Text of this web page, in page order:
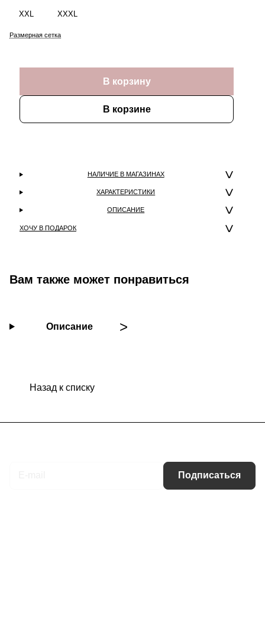
XXL XXXL
Размерная сетка
В корзину
В корзине
НАЛИЧИЕ В МАГАЗИНАХ
ХАРАКТЕРИСТИКИ
ОПИСАНИЕ
ХОЧУ В ПОДАРОК
Вам также может понравиться
Описание
Назад к списку
Подписаться